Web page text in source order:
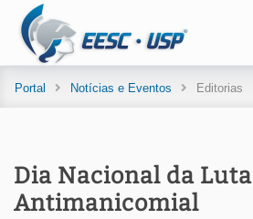
Portal Notícias e Eventos Editorias
Dia Nacional da Luta
Antimanicomial